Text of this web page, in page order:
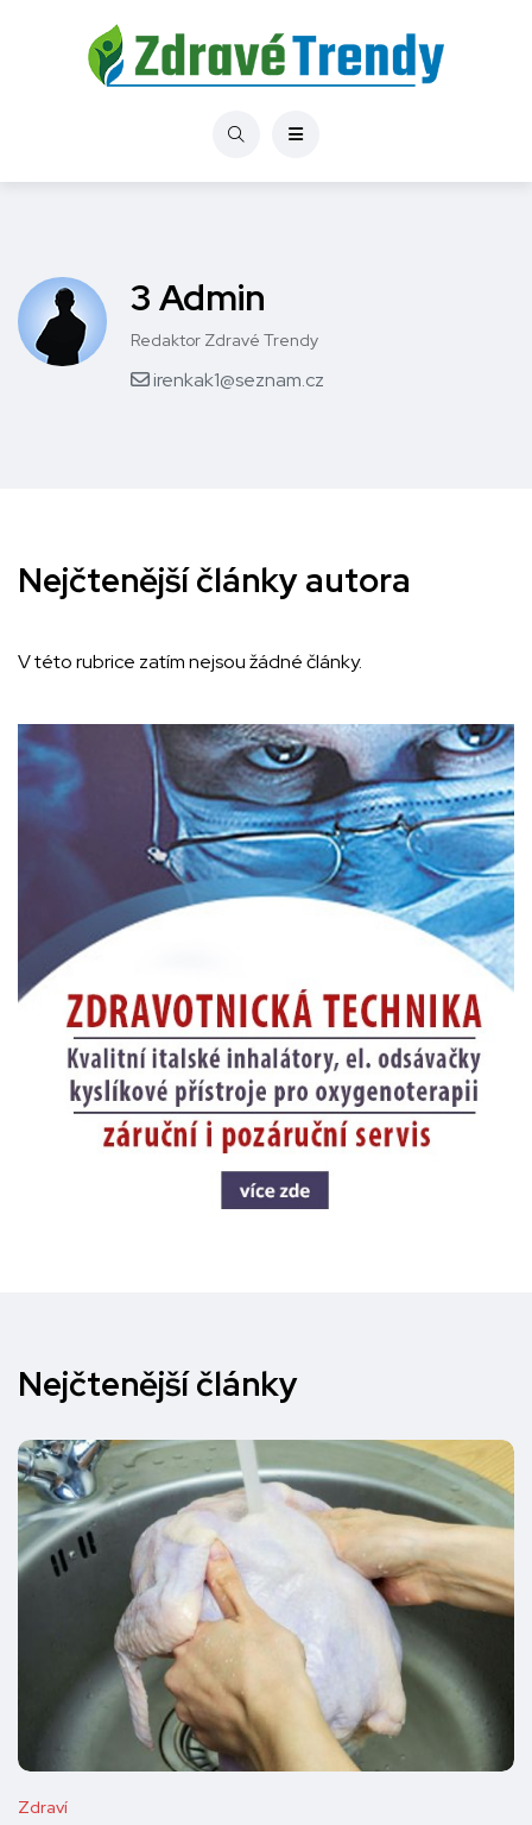
3 Admin
Redaktor Zdravé Trendy
irenkak1@seznam.cz
Nejčtenější články autora
V této rubrice zatím nejsou žádné články.
Nejčtenější články
Zdraví